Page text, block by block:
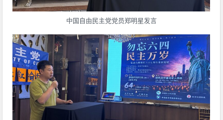
中国自由民主党党员郑明星发言